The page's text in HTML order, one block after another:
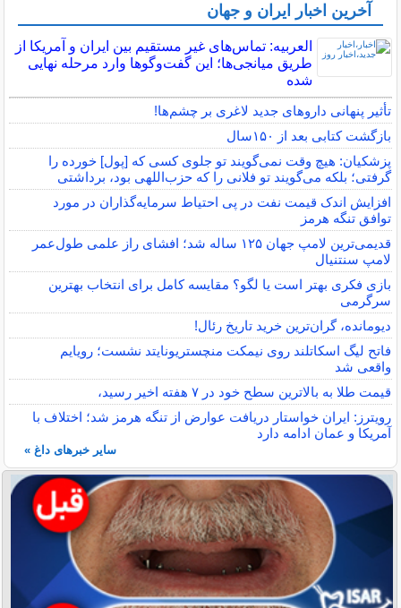
آخرین اخبار ایران و جهان
العربیه: تماس‌های غیر مستقیم بین ایران و آمریکا از
طریق میانجی‌ها؛ این گفت‌و‌گو‌ها وارد مرحله نهایی
شده
تأثیر پنهانی داروهای جدید لاغری بر چشم‌ها!
بازگشت کتابی بعد از ۱۵۰سال
پزشکیان: هیچ وقت نمی‌گویند تو جلوی کسی که [پول] خورده را
گرفتی؛ بلکه می‌گویند تو فلانی را که حزب‌اللهی بود، برداشتی
افزایش اندک قیمت نفت در پی احتیاط سرمایه‌گذاران در مورد
توافق تنگه هرمز
قدیمی‌ترین لامپ جهان ۱۲۵ ساله شد؛ افشای راز علمی طول‌عمر
لامپ سنتنیال
بازی فکری بهتر است یا لگو؟ مقایسه کامل برای انتخاب بهترین
سرگرمی
دیومانده، گران‌ترین خرید تاریخ رئال!
فاتح لیگ اسکاتلند روی نیمکت منچستریونایتد نشست؛ رویایم
واقعی شد
قیمت طلا به بالاترین سطح خود در ۷ هفته اخیر رسید،
رویترز: ایران خواستار دریافت عوارض از تنگه هرمز شد؛ اختلاف با
آمریکا و عمان ادامه دارد
سایر خبرهای داغ »